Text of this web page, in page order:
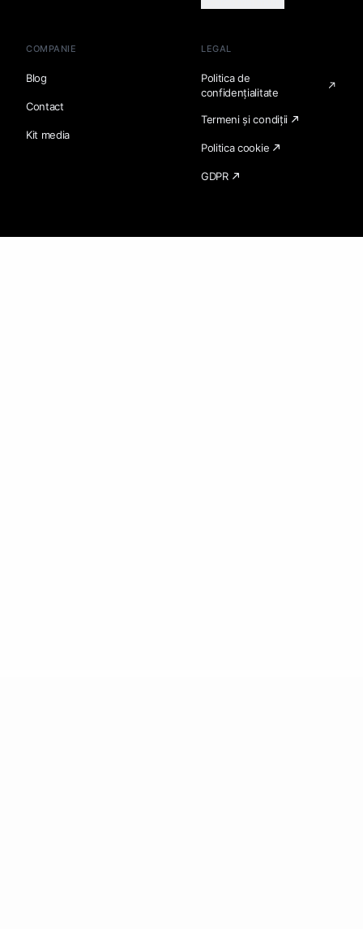
COMPANIE
Blog
Contact
Kit media
LEGAL
Politica de
confidențialitate
Termeni și condiții
Politica cookie
GDPR